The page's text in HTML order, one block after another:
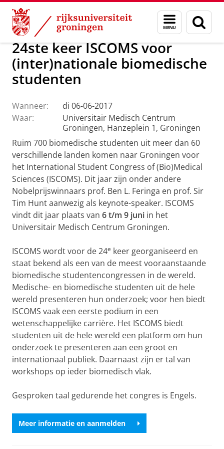
Skip
Content
Skip
Navigation
Menu
en
zoeken
Over ons Actueel Evenementen
24ste keer ISCOMS voor
(inter)nationale biomedische
studenten
Wanneer:
di 06-06-2017
Waar:
Universitair Medisch Centrum
Groningen, Hanzeplein 1, Groningen
Ruim 700 biomedische studenten uit meer dan 60
verschillende landen komen naar Groningen voor
het International Student Congress of (Bio)Medical
Sciences (ISCOMS). Dit jaar zijn onder andere
Nobelprijswinnaars prof. Ben L. Feringa en prof. Sir
Tim Hunt aanwezig als keynote-speaker. ISCOMS
vindt dit jaar plaats van 6 t/m 9 juni in het
Universitair Medisch Centrum Groningen.
ISCOMS wordt voor de 24e keer georganiseerd en
staat bekend als een van de meest vooraanstaande
biomedische studentencongressen in de wereld.
Medische- en biomedische studenten uit de hele
wereld presenteren hun onderzoek; voor hen biedt
ISCOMS vaak een eerste podium in een
wetenschappelijke carrière. Het ISCOMS biedt
studenten uit de hele wereld een platform om hun
onderzoek te presenteren aan een groot en
internationaal publiek. Daarnaast zijn er tal van
workshops op ieder biomedisch vlak.
Gesproken taal gedurende het congres is Engels.
Meer informatie en aanmelden